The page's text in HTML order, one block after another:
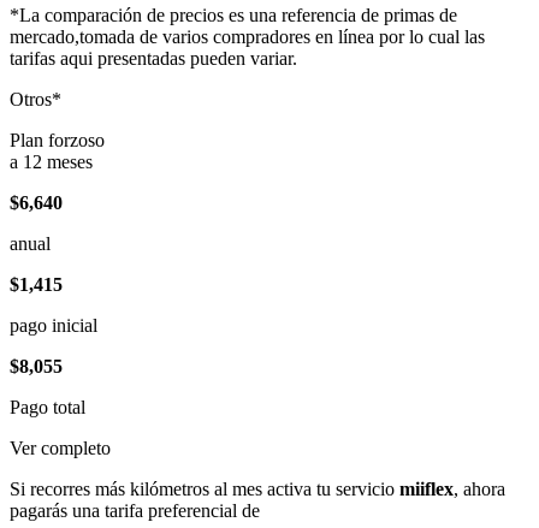
*La comparación de precios es una referencia de primas de
mercado,tomada de varios compradores en línea por lo cual las
tarifas aqui presentadas pueden variar.
Otros*
Plan forzoso
a 12 meses
$6,640
anual
$1,415
pago inicial
$8,055
Pago total
Ver completo
Si recorres más kilómetros al mes activa tu servicio miiflex, ahora
pagarás una tarifa preferencial de